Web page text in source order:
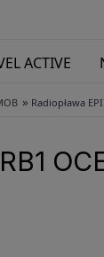
ACTIVE
ODWIEDŹ
» Radiopława